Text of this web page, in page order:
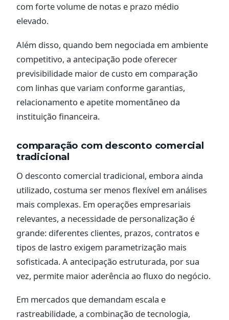
com forte volume de notas e prazo médio
elevado.
Além disso, quando bem negociada em ambiente
competitivo, a antecipação pode oferecer
previsibilidade maior de custo em comparação
com linhas que variam conforme garantias,
relacionamento e apetite momentâneo da
instituição financeira.
comparação com desconto comercial
tradicional
O desconto comercial tradicional, embora ainda
utilizado, costuma ser menos flexível em análises
mais complexas. Em operações empresariais
relevantes, a necessidade de personalização é
grande: diferentes clientes, prazos, contratos e
tipos de lastro exigem parametrização mais
sofisticada. A antecipação estruturada, por sua
vez, permite maior aderência ao fluxo do negócio.
Em mercados que demandam escala e
rastreabilidade, a combinação de tecnologia,